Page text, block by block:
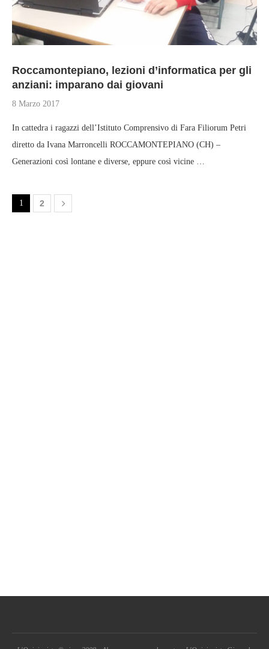
Roccamontepiano, lezioni d’informatica per gli
anziani: imparano dai giovani
8 Marzo 2017
In cattedra i ragazzi dell’Istituto Comprensivo di Fara Filiorum Petri
diretto da Ivana Marroncelli ROCCAMONTEPIANO (CH) –
Generazioni così lontane e diverse, eppure così vicine …
1 2